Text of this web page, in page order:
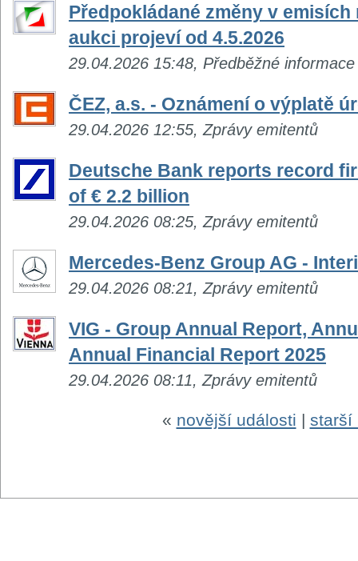
Předpokládané změny v emisích
aukci projeví od 4.5.2026
29.04.2026 15:48, Předběžné informace
ČEZ, a.s. - Oznámení o výplatě
29.04.2026 12:55, Zprávy emitentů
Deutsche Bank reports record
of € 2.2 billion
29.04.2026 08:25, Zprávy emitentů
Mercedes-Benz Group AG -
29.04.2026 08:21, Zprávy emitentů
VIG - Group Annual Report,
Annual Financial Report 2025
29.04.2026 08:11, Zprávy emitentů
« novější události | starší